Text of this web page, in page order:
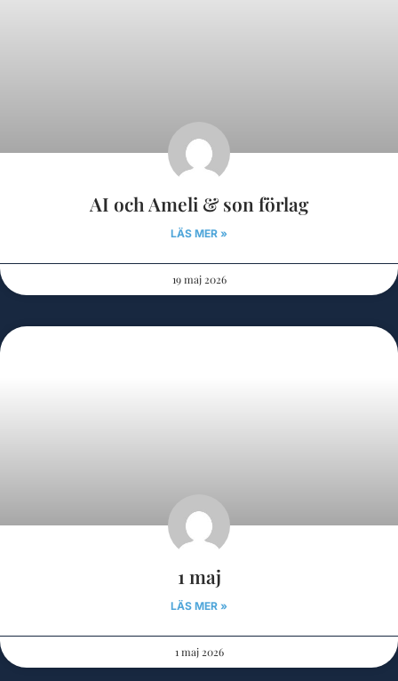
AI och Ameli & son förlag
LÄS MER »
19 maj 2026
1 maj
LÄS MER »
1 maj 2026